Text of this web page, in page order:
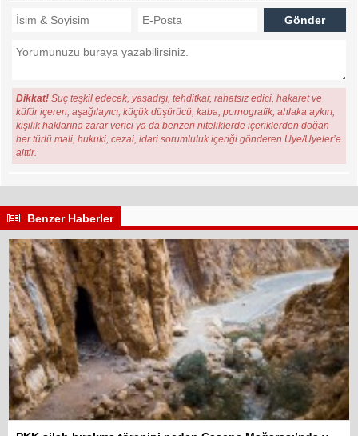
Dikkat! Suç teşkil edecek, yasadışı, tehditkar, rahatsız edici, hakaret ve
küfür içeren, aşağılayıcı, küçük düşürücü, kaba, pornografik, ahlaka aykırı,
kişilik haklarına zarar verici ya da benzeri niteliklerde içeriklerden doğan
her türlü mali, hukuki, cezai, idari sorumluluk içeriği gönderen Üye/Üyeler’e
aittir.
Benzer Haberler